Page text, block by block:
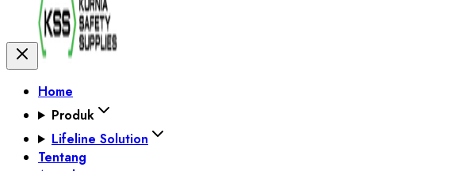
Home
Produk
Lifeline Solution
Tentang